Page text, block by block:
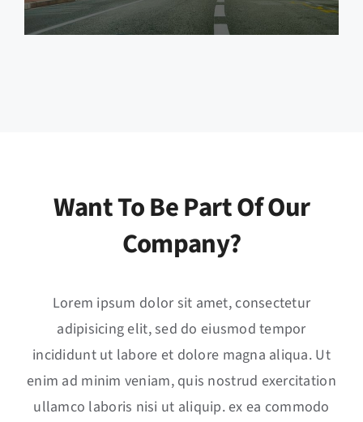
Want To Be Part Of Our
Company?
Lorem ipsum dolor sit amet, consectetur
adipisicing elit, sed do eiusmod tempor
incididunt ut labore et dolore magna aliqua. Ut
enim ad minim veniam, quis nostrud exercitation
ullamco laboris nisi ut aliquip. ex ea commodo